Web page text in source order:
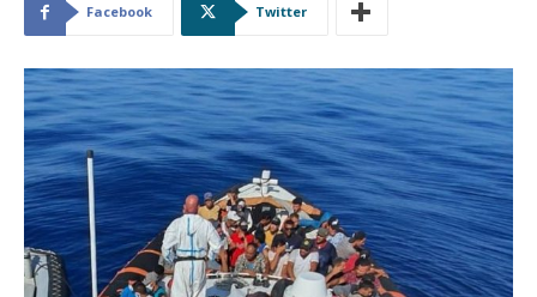
Facebook Twitter